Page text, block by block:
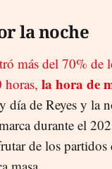
la noche
más del 70% de
horas, la hora de
de Reyes y la
durante el
de los